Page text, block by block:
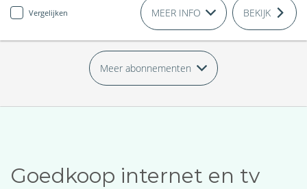
Vergelijken MEER INFO BEKIJK
Meer abonnementen
Goedkoop internet en tv